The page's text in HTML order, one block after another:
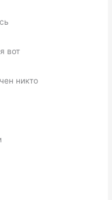
вот
никто